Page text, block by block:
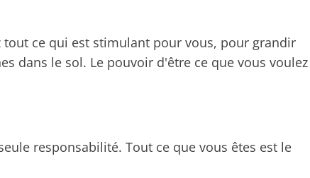
tout ce qui est stimulant pour vous, pour grandir
dans le sol. Le pouvoir d'être ce que vous voulez
responsabilité. Tout ce que vous êtes est le